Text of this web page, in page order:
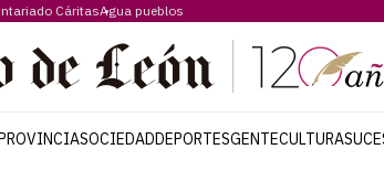
CáritasAgua pueblos
SOCIEDADDEPORTESGENTECULTURA